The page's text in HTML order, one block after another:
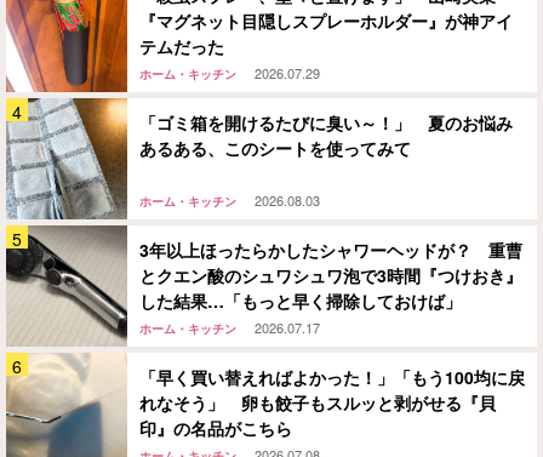
『マグネット目隠しスプレーホルダー』が神アイ
テムだった
ホーム・キッチン 2026.07.29
「ゴミ箱を開けるたびに臭い～！」 夏のお悩み
あるある、このシートを使ってみて
ホーム・キッチン 2026.08.03
3年以上ほったらかしたシャワーヘッドが？ 重曹
とクエン酸のシュワシュワ泡で3時間『つけおき』
した結果…「もっと早く掃除しておけば」
ホーム・キッチン 2026.07.17
「早く買い替えればよかった！」「もう100均に戻
れなそう」 卵も餃子もスルッと剥がせる『貝
印』の名品がこちら